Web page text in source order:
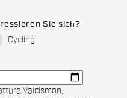
Sie sich?
Cycling
Valcismon,